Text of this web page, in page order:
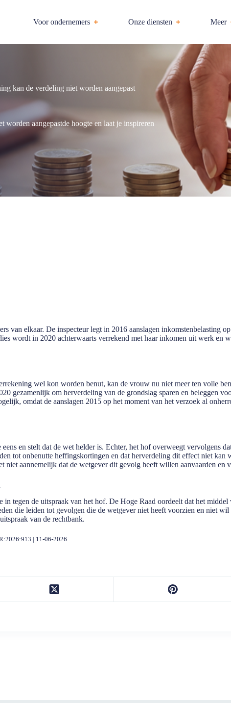
Voor ondernemers Onze diensten Meer
kan de verdeling niet worden aangepast
aangepastde hoogte en laat je inspireren
van elkaar. De inspecteur legt in 2016 aanslagen inkomstenbelasting
wordt in 2020 achterwaarts verrekend met haar inkomen uit werk en
wel kon worden benut, kan de vrouw nu niet meer ten volle
gezamenlijk om herverdeling van de grondslag sparen en beleggen
omdat de aanslagen 2015 op het moment van het verzoek al
en stelt dat de wet helder is. Echter, het hof overweegt vervolgens
tot onbenutte heffingskortingen en dat herverdeling dit effect niet kan
niet aannemelijk dat de wetgever dit gevolg heeft willen aanvaarden en
in tegen de uitspraak van het hof. De Hoge Raad oordeelt dat het middel
die leiden tot gevolgen die de wetgever niet heeft voorzien en niet
van de rechtbank.
| 11-06-2026